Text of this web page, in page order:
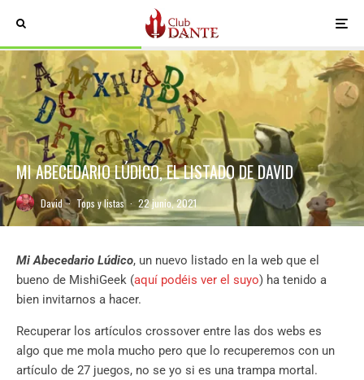
MI ABECEDARIO LÚDICO, EL LISTADO DE DAVID
David · Tops y listas · 22 junio, 2021
Mi Abecedario Lúdico, un nuevo listado en la web que el
bueno de MishiGeek (aquí podéis ver el suyo) ha tenido a
bien invitarnos a hacer.
Recuperar los artículos crossover entre las dos webs es
algo que me mola mucho pero que lo recuperemos con un
artículo de 27 juegos, no se yo si es una trampa mortal.